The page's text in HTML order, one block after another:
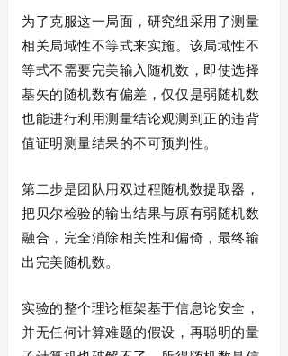
为了克服这一局面，研究组采用了测量
相关局域性不等式来实施。该局域性不
等式不需要完美输入随机数，即使选择
基矢的随机数有偏差，仅仅是弱随机数
也能进行利用测量结论观测到正的违背
值证明测量结果的不可预判性。
第二步是团队用双过程随机数提取器，
把贝尔检验的输出结果与原有弱随机数
融合，完全消除相关性和偏倚，最终输
出完美随机数。
实验的整个理论框架基于信息论安全，
并无任何计算难题的假设，再聪明的量